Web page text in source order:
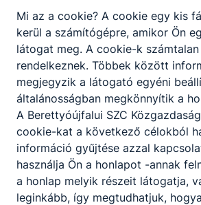
Partnereink
Mi az a cookie? A cookie egy kis
kerül a számítógépre, amikor Ön
látogat meg. A cookie-k
rendelkeznek. Többek között
megjegyzik a látogató egyéni
általánosságban megkönnyítik a
A Berettyóújfalui SZC
cookie-kat a következő célokból
információ gyűjtése azzal
használja Ön a honlapot -annak
a honlap melyik részeit látogatja,
leginkább, így megtudhatjuk,